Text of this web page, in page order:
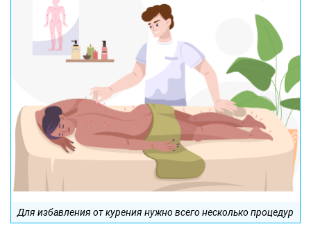
Для избавления от курения нужно всего несколько процедур